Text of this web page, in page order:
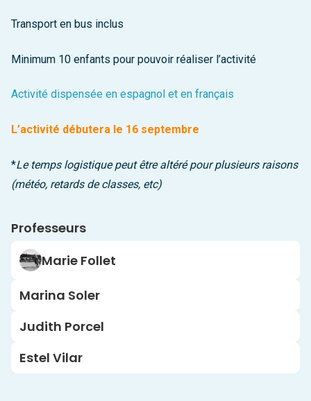
Transport en bus inclus
Minimum 10 enfants pour pouvoir réaliser l’activité
Activité dispensée en espagnol et en français
L’activité débutera le 16 septembre
*Le temps logistique peut être altéré pour plusieurs raisons
(météo, retards de classes, etc)
Professeurs
Marie Follet
Marina Soler
Judith Porcel
Estel Vilar